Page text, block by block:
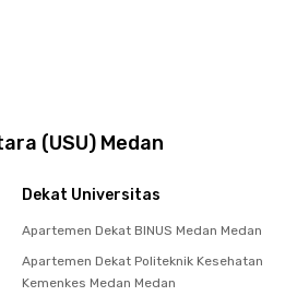
(USU) Medan
Dekat Universitas
Apartemen Dekat BINUS Medan Medan
Apartemen Dekat Politeknik Kesehatan
Kemenkes Medan Medan